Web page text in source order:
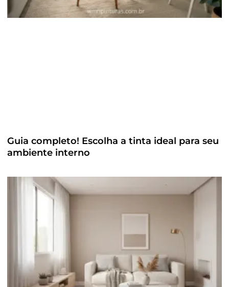
Guia completo! Escolha a tinta ideal para seu
ambiente interno